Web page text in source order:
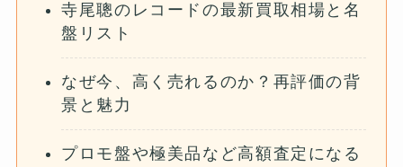
寺尾聰のレコードの最新買取相場と名
盤リスト
なぜ今、高く売れるのか？再評価の背
景と魅力
プロモ盤や極美品など高額査定になる